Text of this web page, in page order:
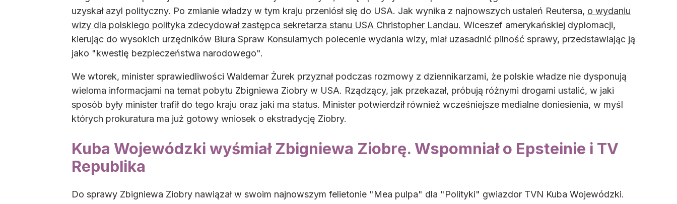
uzyskał azyl polityczny. Po zmianie władzy w tym kraju przeniósł się do USA. Jak wynika z najnowszych ustaleń Reutersa, o wydaniu
wizy dla polskiego polityka zdecydował zastępca sekretarza stanu USA Christopher Landau. Wiceszef amerykańskiej dyplomacji,
kierując do wysokich urzędników Biura Spraw Konsularnych polecenie wydania wizy, miał uzasadnić pilność sprawy, przedstawiając ją
jako "kwestię bezpieczeństwa narodowego".
We wtorek, minister sprawiedliwości Waldemar Żurek przyznał podczas rozmowy z dziennikarzami, że polskie władze nie dysponują
wieloma informacjami na temat pobytu Zbigniewa Ziobry w USA. Rządzący, jak przekazał, próbują różnymi drogami ustalić, w jaki
sposób były minister trafił do tego kraju oraz jaki ma status. Minister potwierdził również wcześniejsze medialne doniesienia, w myśl
których prokuratura ma już gotowy wniosek o ekstradycję Ziobry.
Kuba Wojewódzki wyśmiał Zbigniewa Ziobrę. Wspomniał o Epsteinie i TV
Republika
Do sprawy Zbigniewa Ziobry nawiązał w swoim najnowszym felietonie "Mea pulpa" dla "Polityki" gwiazdor TVN Kuba Wojewódzki.